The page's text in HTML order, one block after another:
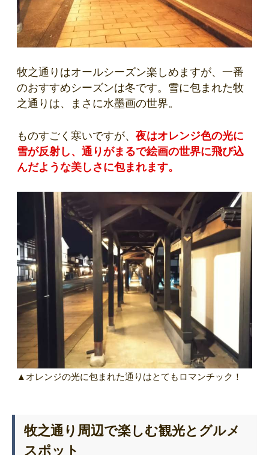
牧之通りはオールシーズン楽しめますが、一番
のおすすめシーズンは冬です。雪に包まれた牧
之通りは、まさに水墨画の世界。
ものすごく寒いですが、 夜はオレンジ色の光に
雪が反射し、通りがまるで絵画の世界に飛び込
んだような美しさに包まれます。
▲オレンジの光に包まれた通りはとてもロマンチック！
牧之通り周辺で楽しむ観光とグルメ
スポット